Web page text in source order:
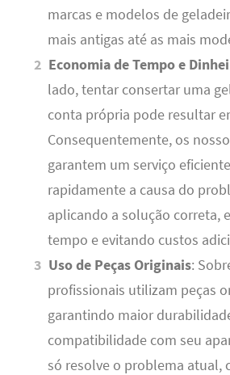
marcas e modelos de
mais antigas até as mais
Economia de Tempo e
lado, tentar consertar uma
conta própria pode resultar
Consequentemente, os
garantem um serviço
rapidamente a causa do
aplicando a solução correta,
tempo e evitando custos
Uso de Peças Originais:
profissionais utilizam peças
garantindo maior
compatibilidade com seu
só resolve o problema atual,